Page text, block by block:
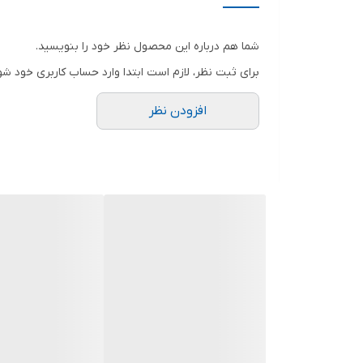
شما هم درباره این محصول نظر خود را بنویسید.
برای ثبت نظر، لازم است ابتدا وارد حساب کاربری خود
افزودن نظر